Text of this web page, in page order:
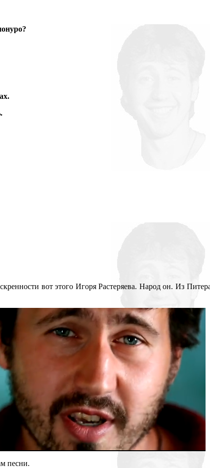
вот этого Игоря Растеряева. Народ он. Из
песни.